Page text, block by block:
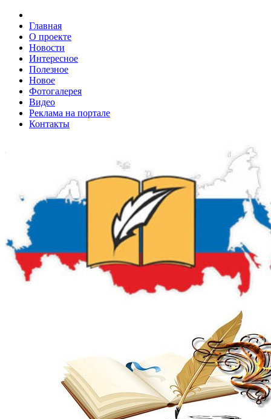
Главная
О проекте
Новости
Интересное
Полезное
Новое
Фотогалерея
Видео
Реклама на портале
Контакты